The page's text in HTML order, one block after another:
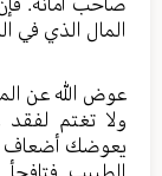
المال الذي
عوض الله عن
ولا تغتم
يعوضك أضعاف
الطبيب